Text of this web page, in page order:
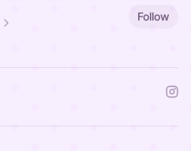
Follow